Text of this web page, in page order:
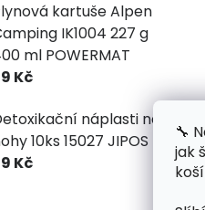
🔧
jak
kartuše Alpen
IK1004 227 g
ml POWERMAT
Kč
náplasti na
10ks 15027 JIPOS
Kč